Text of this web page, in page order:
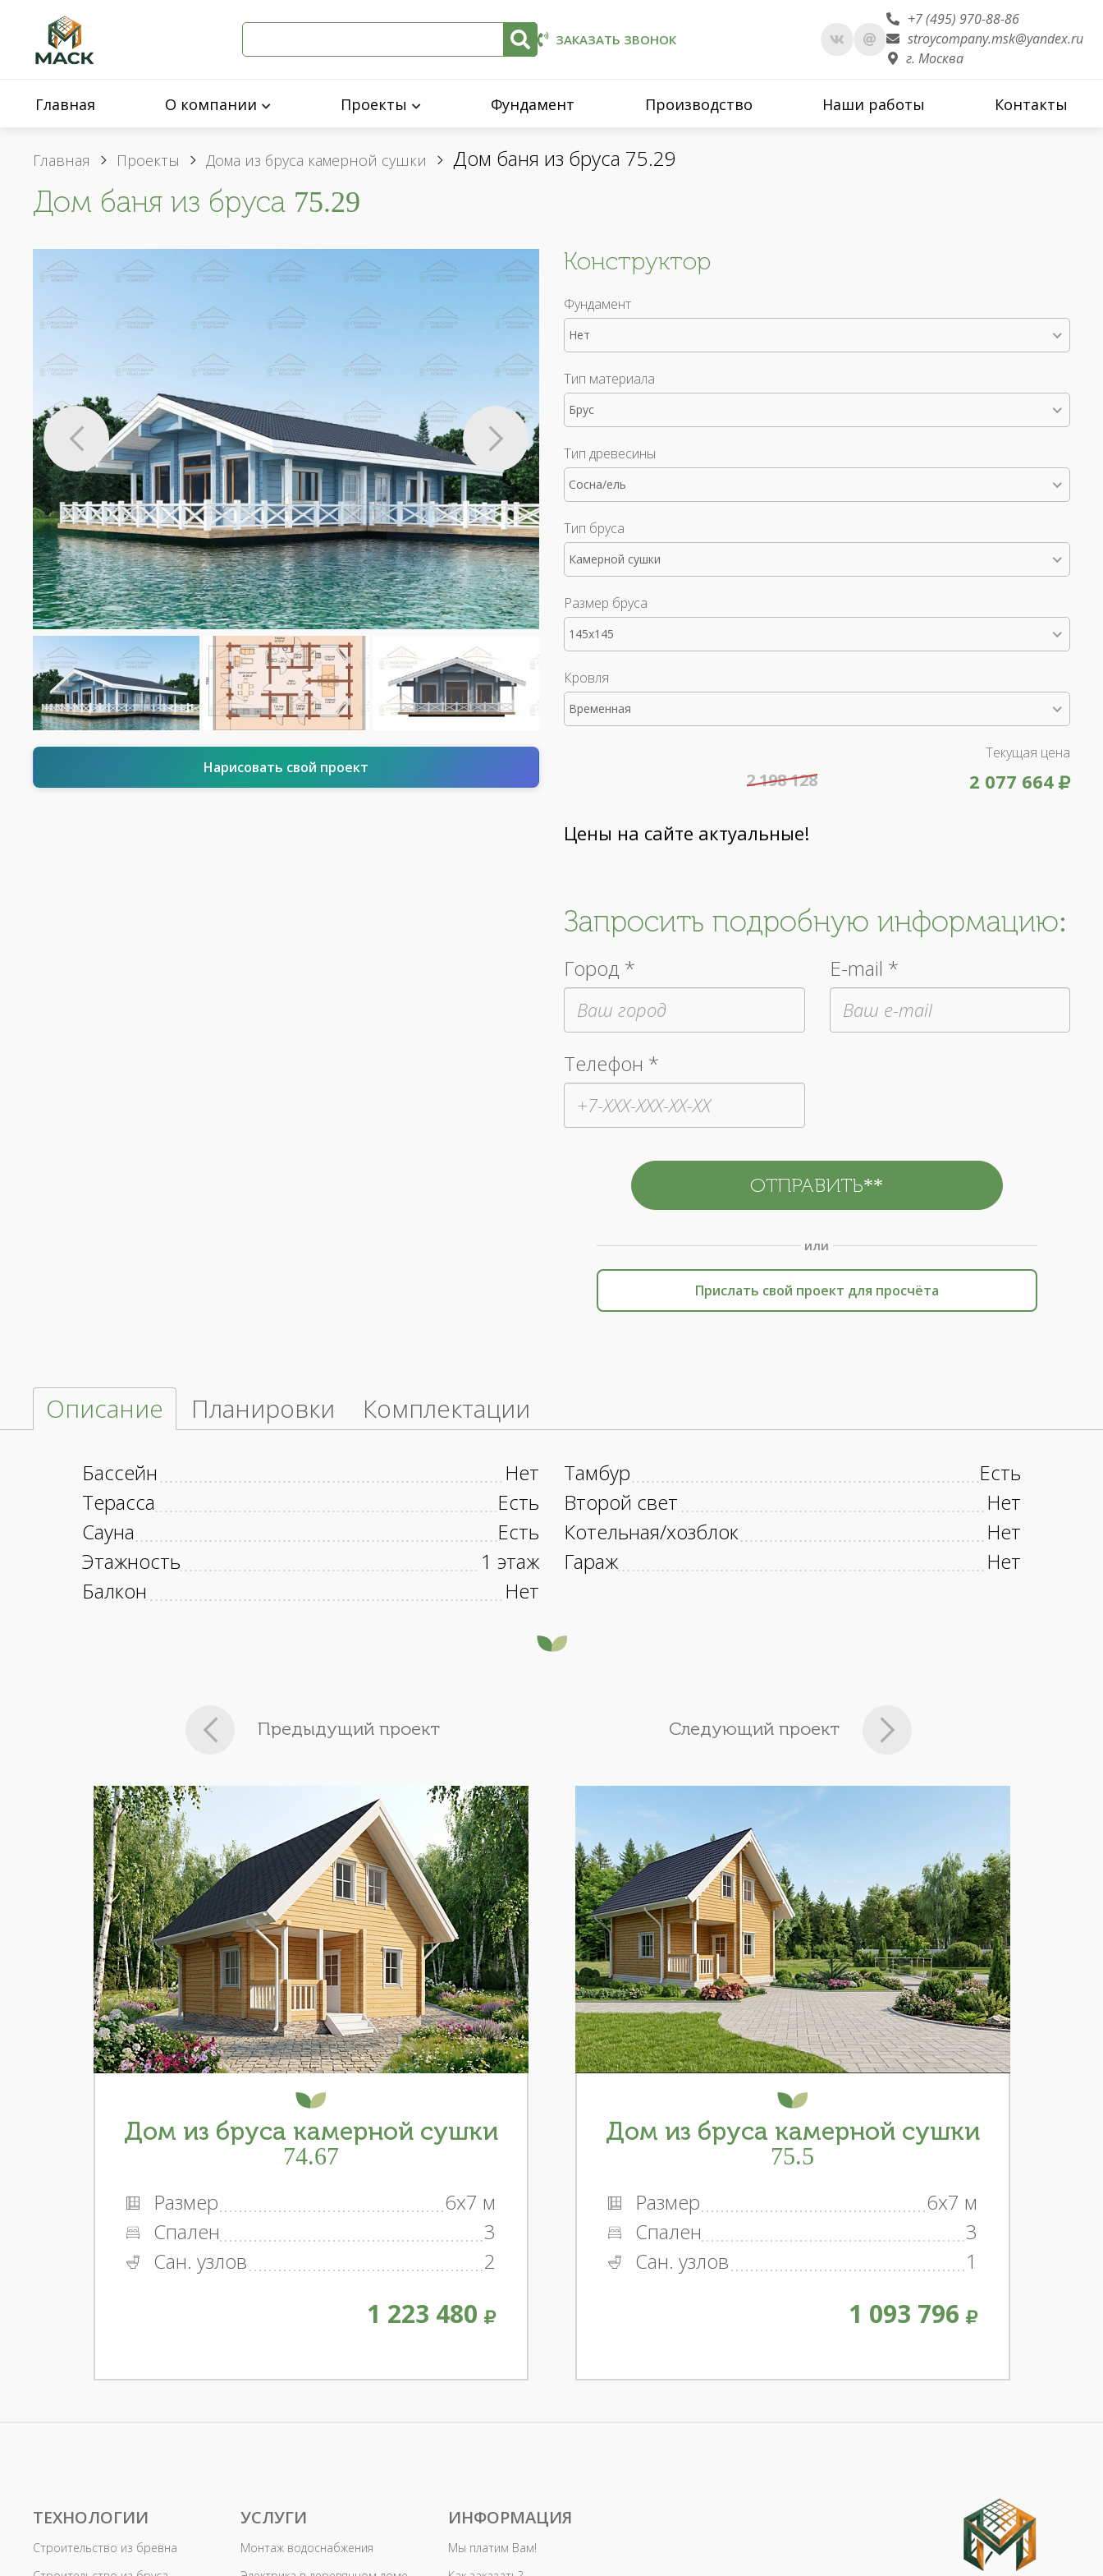
ЗАКАЗАТЬ ЗВОНОК
+7 (495) 970-88-86
stroycompany.msk@yandex.ru
г. Москва
Главная О компании Проекты Фундамент Производство Наши работы Контакты
Главная Проекты Дома из бруса камерной сушки Дом баня из бруса 75.29
Дом баня из бруса 75.29
Нарисовать свой проект
Конструктор
Фундамент
Нет
Тип материала
Брус
Тип древесины
Сосна/ель
Тип бруса
Камерной сушки
Размер бруса
145x145
Кровля
Временная
Текущая цена
2 077 664
2 198 128
Цены на сайте актуальные!
Запросить подробную информацию:
Город * E-mail *
Телефон *
или
Прислать свой проект для просчёта
Описание Планировки Комплектации
Бассейн
Нет
Терасса
Есть
Сауна
Есть
Этажность
1 этаж
Балкон
Нет
Тамбур
Есть
Второй свет
Нет
Котельная/хозблок
Нет
Гараж
Нет
Предыдущий проект
Дом из бруса камерной сушки
74.67
Размер
6x7 м
Спален
3
Сан. узлов
2
1 223 480
Следующий проект
Дом из бруса камерной сушки
75.5
Размер
6x7 м
Спален
3
Сан. узлов
1
1 093 796
ТЕХНОЛОГИИ
Строительство из бревна
УСЛУГИ
Монтаж водоснабжения
ИНФОРМАЦИЯ
Мы платим Вам!